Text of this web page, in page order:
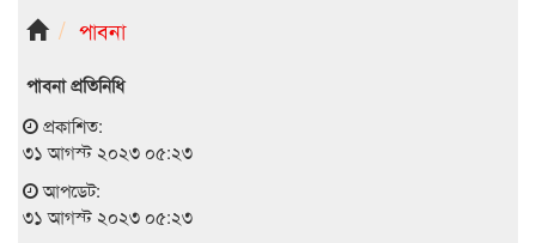
পাবনা
পাবনা প্রতিনিধি
প্রকাশিত:
৩১ আগস্ট ২০২৩ ০৫:২৩
আপডেট:
৩১ আগস্ট ২০২৩ ০৫:২৩